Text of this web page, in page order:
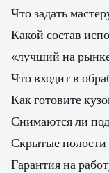
Что задать
Какой состав
«лучший на
Что входит в
Как готовите
Снимаются ли
Скрытые полости
Гарантия на